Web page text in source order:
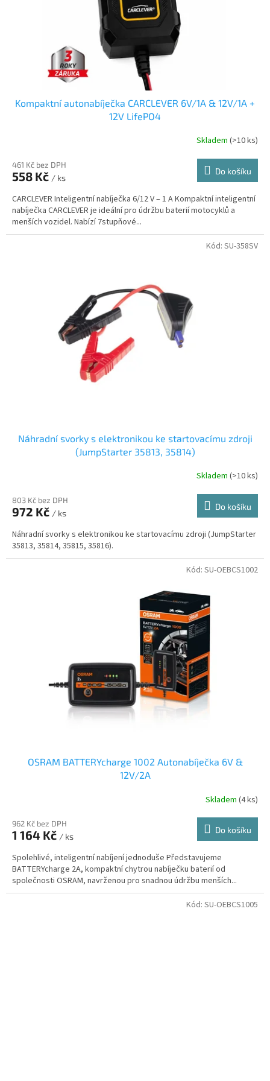
Kompaktní autonabíječka CARCLEVER 6V/1A & 12V/1A +
12V LifePO4
Skladem (>10 ks)
461 Kč bez DPH
558 Kč / ks
Do košíku
CARCLEVER Inteligentní nabíječka 6/12 V – 1 A Kompaktní inteligentní
nabíječka CARCLEVER je ideální pro údržbu baterií motocyklů a
menších vozidel. Nabízí 7stupňové...
Náhradní svorky s elektronikou ke startovacímu zdroji
(JumpStarter 35813, 35814)
Skladem (>10 ks)
803 Kč bez DPH
972 Kč / ks
Do košíku
Náhradní svorky s elektronikou ke startovacímu zdroji (JumpStarter
35813, 35814, 35815, 35816).
Kód: SU-358SV
OSRAM BATTERYcharge 1002 Autonabíječka 6V &
12V/2A
Skladem (4 ks)
962 Kč bez DPH
1 164 Kč / ks
Do košíku
Spolehlivé, inteligentní nabíjení jednoduše Představujeme
BATTERYcharge 2A, kompaktní chytrou nabíječku baterií od
společnosti OSRAM, navrženou pro snadnou údržbu menších...
Kód: SU-OEBCS1002
Kód: SU-OEBCS1005